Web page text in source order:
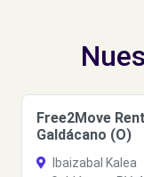
Free2Move
Galdácano (O)
Ibaizabal Kalea